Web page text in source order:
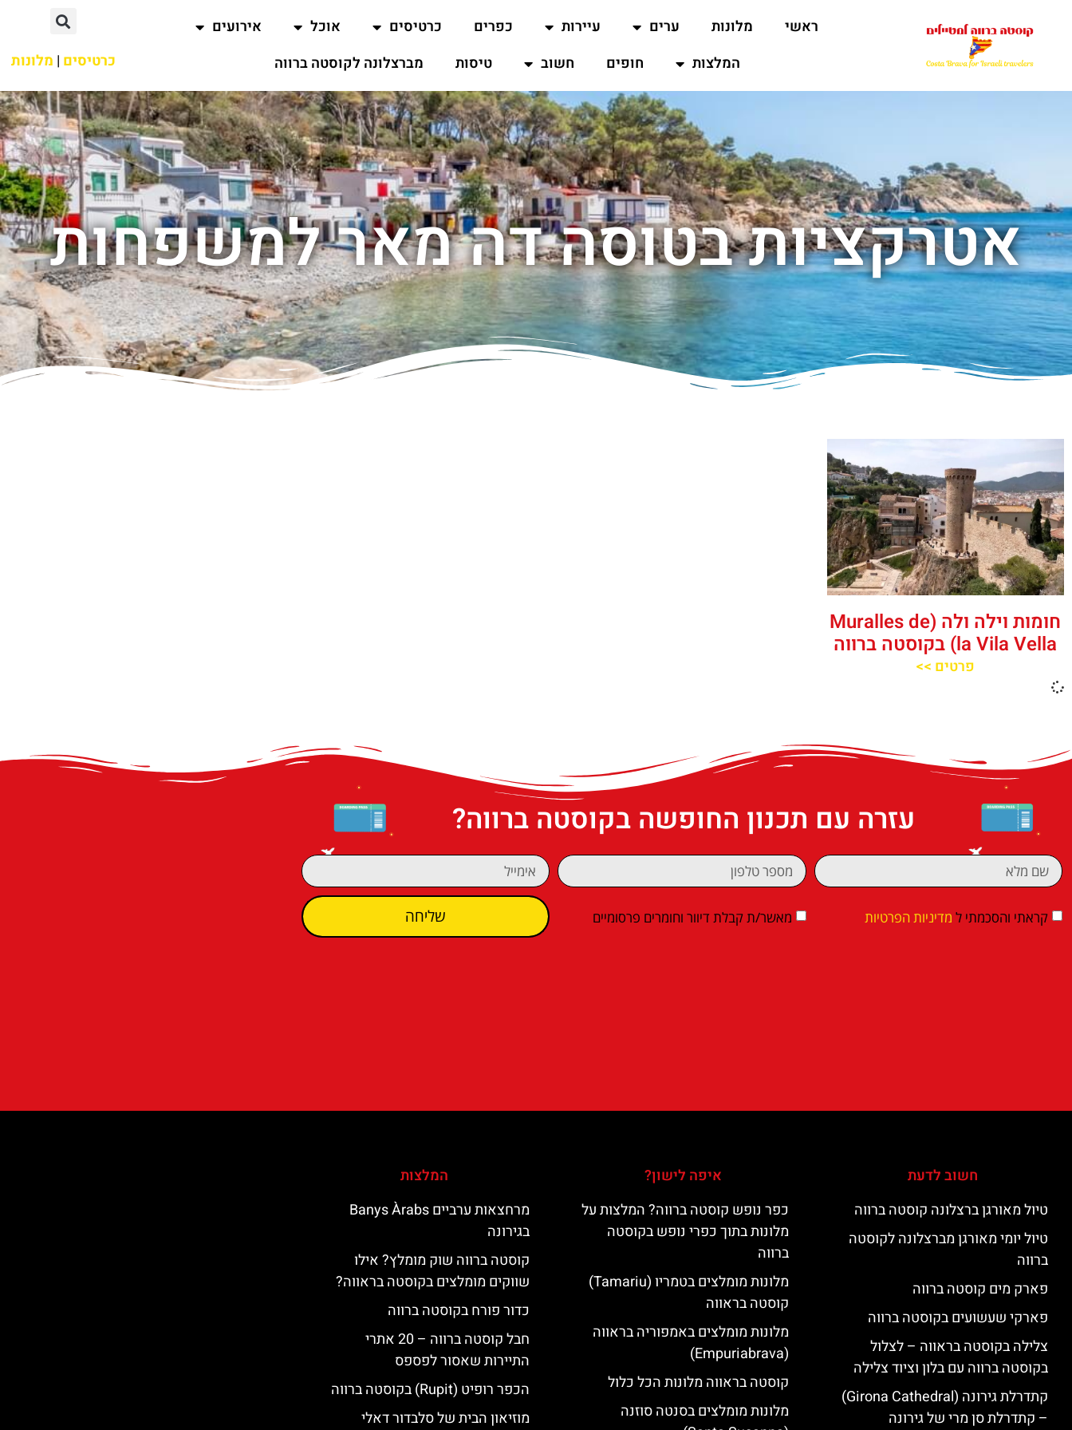
ראשי מלונות ערים עיירות כפרים כרטיסים אוכל
אירועים
המלצות
חופים חשוב טיסות מברצלונה לקוסטה ברווה כרטיסים | מלונות
אטרקציות בטוסה דה מאר למשפחות
חומות וילה ולה (Muralles de
la Vila Vella) בקוסטה ברווה
פרטים >>
עזרה עם תכנון החופשה בקוסטה ברווה?
קראתי והסכמתי ל מדיניות הפרטיות מאשר/ת קבלת דיוור וחומרים פרסומיים שליחה
חשוב לדעת
טיול מאורגן ברצלונה קוסטה ברווה
טיול יומי מאורגן מברצלונה לקוסטה
ברווה
פארק מים קוסטה ברווה
פארקי שעשועים בקוסטה ברווה
צלילה בקוסטה בראווה – לצלול
בקוסטה ברווה עם בלון וציוד צלילה
קתדרלת גירונה (Girona Cathedral)
– קתדרלת סן מרי של גירונה
איפה לישון?
כפר נופש קוסטה ברווה? המלצות על
מלונות בתוך כפרי נופש בקוסטה
ברווה
מלונות מומלצים בטמריו (Tamariu)
קוסטה בראווה
מלונות מומלצים באמפוריה בראווה
(Empuriabrava)
קוסטה בראווה מלונות הכל כלול
מלונות מומלצים בסנטה סוזנה
המלצות
מרחצאות ערביים Banys Àrabs
בגירונה
קוסטה ברווה שוק מומלץ? אילו
שווקים מומלצים בקוסטה בראווה?
כדור פורח בקוסטה ברווה
חבל קוסטה ברווה – 20 אתרי
התיירות שאסור לפספס
הכפר רופיט (Rupit) בקוסטה ברווה
מוזיאון הבית של סלבדור דאלי